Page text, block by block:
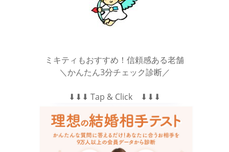
ミキティもおすすめ！信頼感ある老舗
＼かんたん3分チェック診断／
⬇︎⬇︎⬇︎ Tap & Click ⬇︎⬇︎⬇︎